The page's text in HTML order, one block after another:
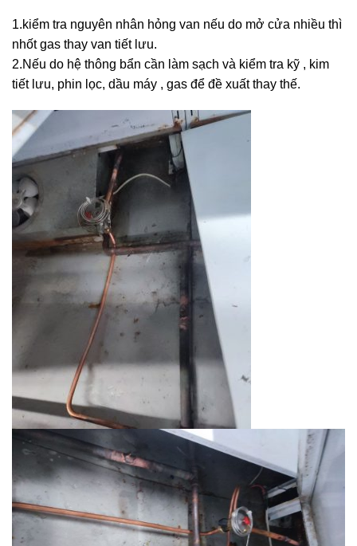
1.kiểm tra nguyên nhân hỏng van nếu do mở cửa nhiều thì
nhốt gas thay van tiết lưu.
2.Nếu do hệ thông bẩn cần làm sạch và kiểm tra kỹ , kim
tiết lưu, phin lọc, dầu máy , gas để đề xuất thay thế.